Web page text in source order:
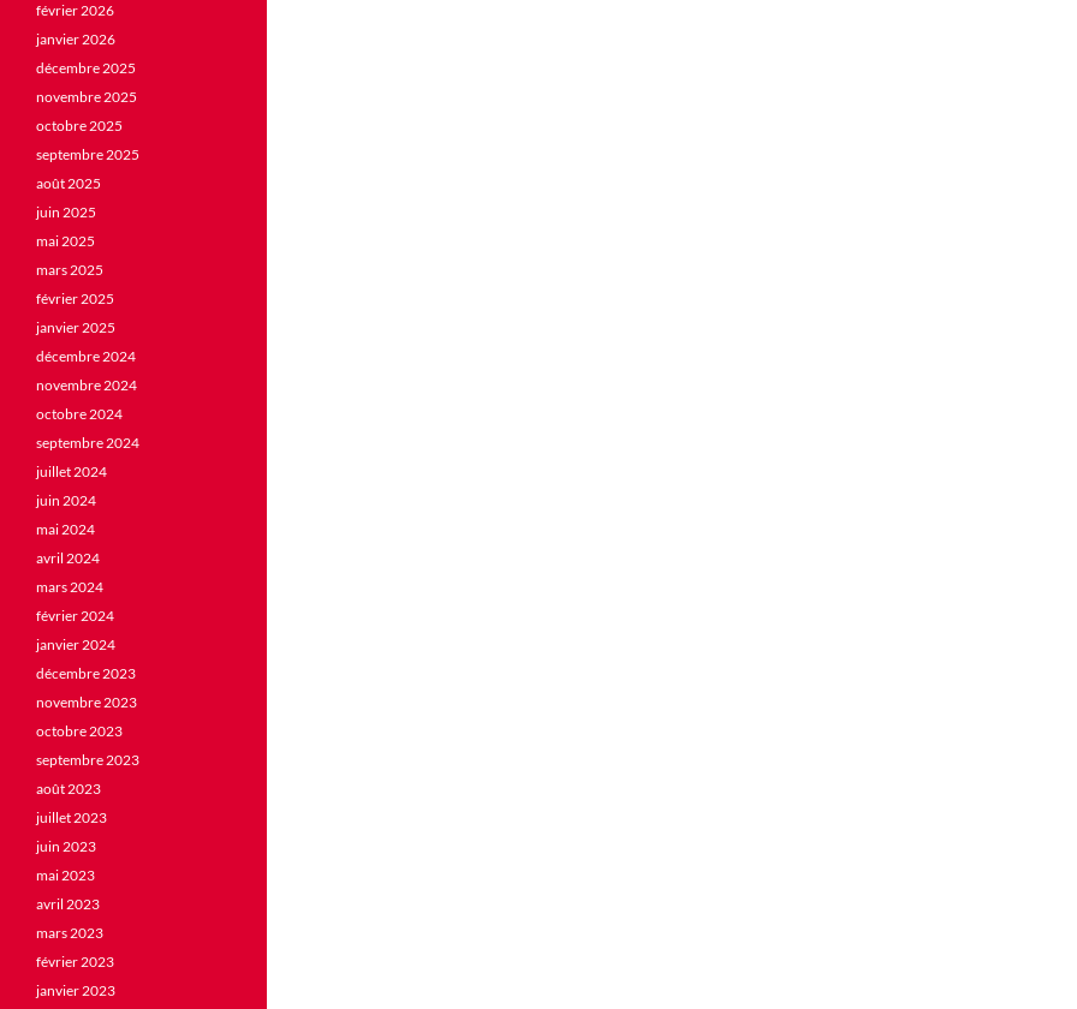
février 2026
janvier 2026
décembre 2025
novembre 2025
octobre 2025
septembre 2025
août 2025
juin 2025
mai 2025
mars 2025
février 2025
janvier 2025
décembre 2024
novembre 2024
octobre 2024
septembre 2024
juillet 2024
juin 2024
mai 2024
avril 2024
mars 2024
février 2024
janvier 2024
décembre 2023
novembre 2023
octobre 2023
septembre 2023
août 2023
juillet 2023
juin 2023
mai 2023
avril 2023
mars 2023
février 2023
janvier 2023